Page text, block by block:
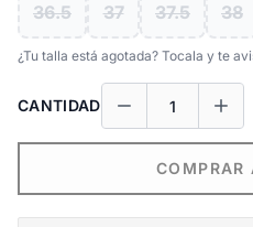
36.5 37 37.5 38
¿Tu talla está agotada? Tocala y te
CANTIDAD
COMPRAR